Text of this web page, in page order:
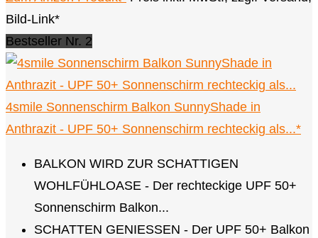
Bild-Link*
Bestseller Nr. 2
4smile Sonnenschirm Balkon SunnyShade in
Anthrazit - UPF 50+ Sonnenschirm rechteckig als...*
BALKON WIRD ZUR SCHATTIGEN
WOHLFÜHLOASE - Der rechteckige UPF 50+
Sonnenschirm Balkon...
SCHATTEN GENIESSEN - Der UPF 50+ Balkon